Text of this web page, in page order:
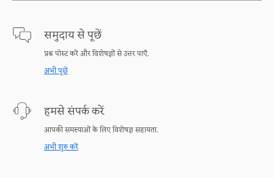
समुदाय से पूछें
प्रश्न पोस्ट करें और विशेषज्ञों से उत्तर पाएँ.
अभी पूछें
हमसे संपर्क करें
आपकी समस्याओं के लिए विशेषज्ञ सहायता.
अभी शुरु करें